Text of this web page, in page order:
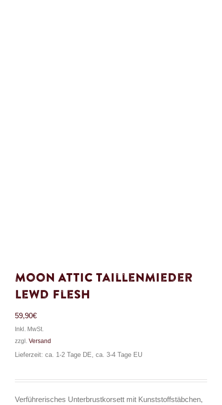
Moon Attic Taillenmieder
Lewd Flesh
59,90€
Inkl. MwSt.
zzgl. Versand
Lieferzeit: ca. 1-2 Tage DE, ca. 3-4 Tage EU
Verführerisches Unterbrustkorsett mit Kunststoffstäbchen,